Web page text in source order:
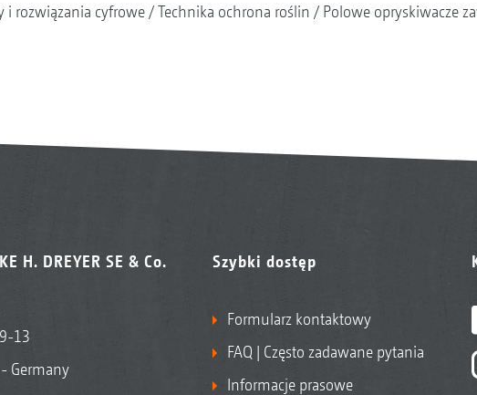
i rozwiązania cyfrowe Technika ochrona roślin Polowe opryskiwacze
H. DREYER SE & Co.
13
Germany
Szybki dostęp
Formularz kontaktowy
FAQ | Często zadawane pytania
Informacje prasowe